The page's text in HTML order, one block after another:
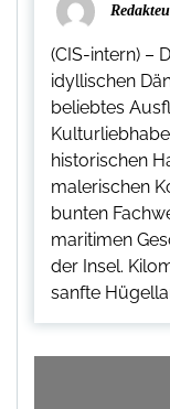
(CIS-intern) –
idyllischen
beliebtes
historischen
malerischen
bunten
maritimen
der Insel.
sanfte